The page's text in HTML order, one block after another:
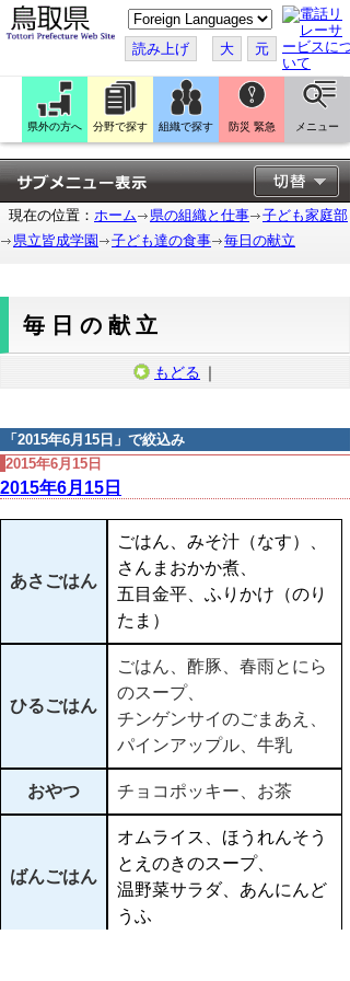
こ
の
ペ
ー
ジ
翻
訳
す
る
読み上げ 大 元
県外の方へ 分野で探す 組織で探す 防災 緊急 メニュー
現在の位置： ホーム 県の組織と仕事
子ども家庭部
県立皆成学園
子ども達の食事 毎日の献立
毎日の献立
もどる ｜
「 2015年6月15日 」で絞込み
2015年6月15日
2015年6月15日
あさごはん
ごはん、みそ汁（なす）、
さんまおかか煮、
五目金平、ふりかけ（のり
たま）
ひるごはん
ごはん、酢豚、春雨とにら
のスープ、
チンゲンサイのごまあえ、
パインアップル、牛乳
おやつ チョコポッキー、お茶
ばんごはん
オムライス、ほうれんそう
とえのきのスープ、
温野菜サラダ、あんにんど
うふ